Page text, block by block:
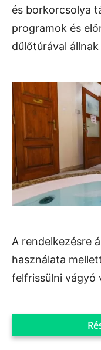
és borkorcsolya
programok és
dűlőtúrával
A rendelkezésre
használata
felfrissülni vágyó